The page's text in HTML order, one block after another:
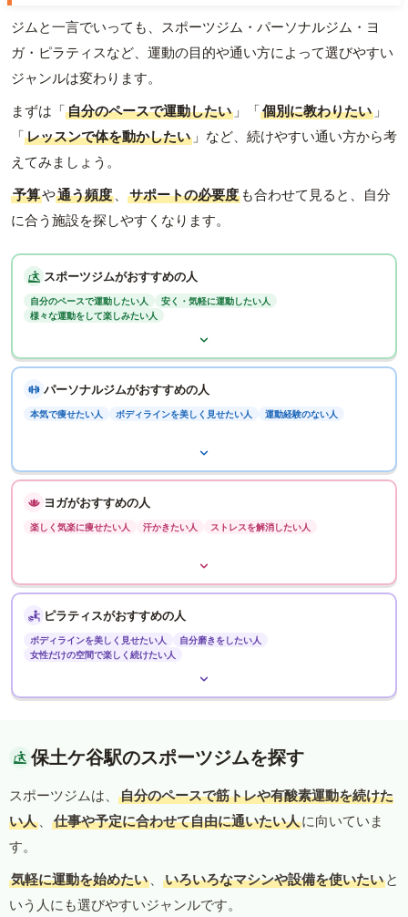
ジムと一言でいっても、スポーツジム・パーソナルジム・ヨ
ガ・ピラティスなど、運動の目的や通い方によって選びやすい
ジャンルは変わります。
まずは「自分のペースで運動したい 」「個別に教わりたい 」
「レッスンで体を動かしたい 」など、続けやすい通い方から考
えてみましょう。
予算や通う頻度 、 サポートの必要度 も合わせて見ると、自分
に合う施設を探しやすくなります。
スポーツジムがおすすめの人
自分のペースで運動したい人
安く・気軽に運動したい人
様々な運動をして楽しみたい人
パーソナルジムがおすすめの人
本気で痩せたい人 ボディラインを美しく見せたい人 運動経験のない人
ヨガがおすすめの人
楽しく気楽に痩せたい人 汗かきたい人 ストレスを解消したい人
ピラティスがおすすめの人
ボディラインを美しく見せたい人
自分磨きをしたい人
女性だけの空間で楽しく続けたい人
保土ケ谷駅のスポーツジムを探す
スポーツジムは、
自分のペースで筋トレや有酸素運動を続けた
い人 、 仕事や予定に合わせて自由に通いたい人に向いていま
す。
気軽に運動を始めたい 、 いろいろなマシンや設備を使いたい と
いう人にも選びやすいジャンルです。